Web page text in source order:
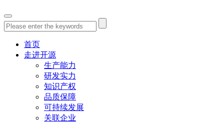
首页
走进开源
生产能力
研发实力
知识产权
品质保障
可持续发展
关联企业